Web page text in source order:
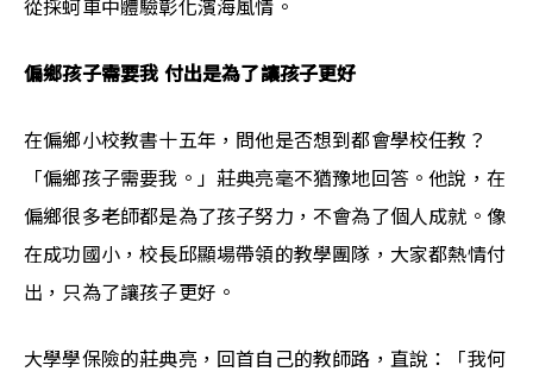
從採蚵車中體驗彰化濱海風情。
偏鄉孩子需要我 付出是為了讓孩子更好
在偏鄉小校教書十五年，問他是否想到都會學校任教？
「偏鄉孩子需要我。」莊典亮毫不猶豫地回答。他說，在
偏鄉很多老師都是為了孩子努力，不會為了個人成就。像
在成功國小，校長邱顯場帶領的教學團隊，大家都熱情付
出，只為了讓孩子更好。
大學學保險的莊典亮，回首自己的教師路，直說：「我何